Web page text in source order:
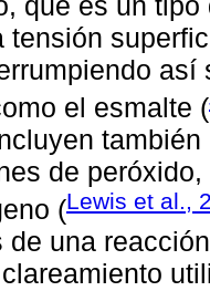
tensión
el esmalte (
de
(Lewis et al.,
de una